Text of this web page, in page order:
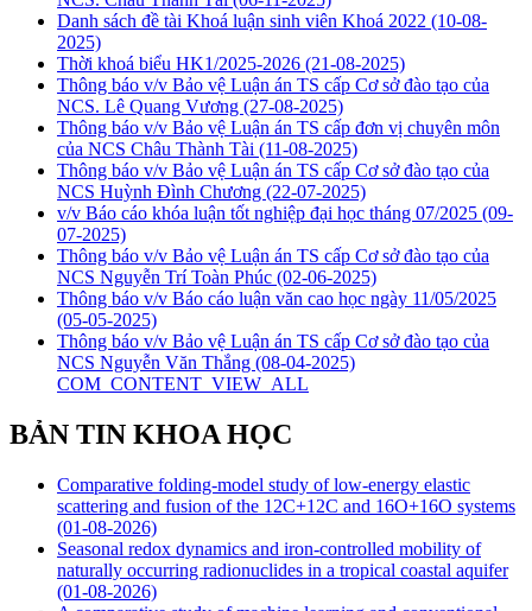
Danh sách đề tài Khoá luận sinh viên Khoá 2022 (10-08-
2025)
Thời khoá biểu HK1/2025-2026 (21-08-2025)
Thông báo v/v Bảo vệ Luận án TS cấp Cơ sở đào tạo của
NCS. Lê Quang Vương (27-08-2025)
Thông báo v/v Bảo vệ Luận án TS cấp đơn vị chuyên môn
của NCS Châu Thành Tài (11-08-2025)
Thông báo v/v Bảo vệ Luận án TS cấp Cơ sở đào tạo của
NCS Huỳnh Đình Chương (22-07-2025)
v/v Báo cáo khóa luận tốt nghiệp đại học tháng 07/2025 (09-
07-2025)
Thông báo v/v Bảo vệ Luận án TS cấp Cơ sở đào tạo của
NCS Nguyễn Trí Toàn Phúc (02-06-2025)
Thông báo v/v Báo cáo luận văn cao học ngày 11/05/2025
(05-05-2025)
Thông báo v/v Bảo vệ Luận án TS cấp Cơ sở đào tạo của
NCS Nguyễn Văn Thắng (08-04-2025)
COM_CONTENT_VIEW_ALL
BẢN TIN KHOA HỌC
Comparative folding-model study of low-energy elastic
scattering and fusion of the 12C+12C and 16O+16O systems
(01-08-2026)
Seasonal redox dynamics and iron‑controlled mobility of
naturally occurring radionuclides in a tropical coastal aquifer
(01-08-2026)